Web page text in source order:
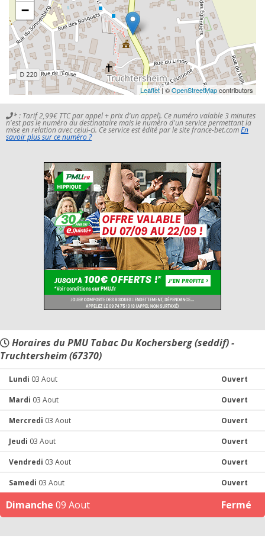
−
Leaflet| ©OpenStreetMapcontributors
* : Tarif 2,99€ TTC par appel + prix d'un appel). Ce numéro valable 3 minutes
n'est pas le numéro du destinataire mais le numéro d'un service permettant la
mise en relation avec celui-ci. Ce service est édité par le site france-bet.comEn
savoir plus sur ce numéro ?
Horaires du PMU Tabac Du Kochersberg (seddif) -
Truchtersheim (67370)
Lundi 03 Aout Ouvert
Mardi 03 Aout Ouvert
Mercredi 03 Aout Ouvert
Jeudi 03 Aout Ouvert
Vendredi 03 Aout Ouvert
Samedi 03 Aout Ouvert
Dimanche 09 Aout Fermé